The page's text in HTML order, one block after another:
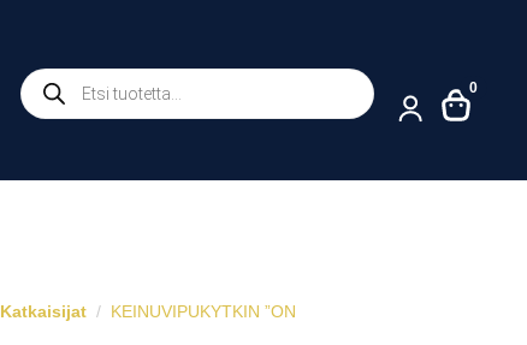
Products
search
0
Katkaisijat
KEINUVIPUKYTKIN ”ON